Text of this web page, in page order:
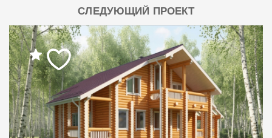
СЛЕДУЮЩИЙ ПРОЕКТ